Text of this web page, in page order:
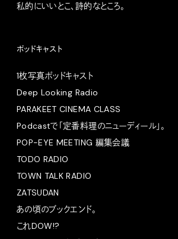
私的にいいとこ、詩的なところ。
ポッドキャスト
1枚写真ポッドキャスト
Deep Looking Radio
PARAKEET CINEMA CLASS
Podcastで「定番料理のニューディール」。
POP-EYE MEETING 編集会議
TODO RADIO
TOWN TALK RADIO
ZATSUDAN
あの頃のブックエンド。
これDOW!?